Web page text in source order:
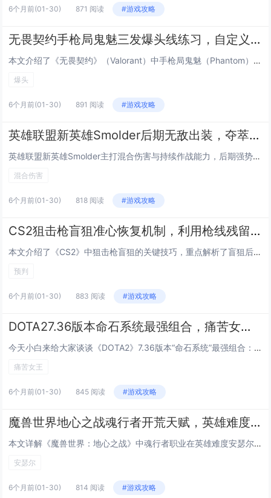
6个月前(01-30) 871 阅读 #游戏攻略
无畏契约手枪局鬼魅三发爆头线练习，自定义地图代码与跟枪节奏训练
本文介绍了《无畏契约》（Valorant）中手枪局鬼魅（Phantom）三发爆头线的专项练习方法，重点涵盖精准压枪与节奏控制技巧，通过使用特定自定义地图代码，玩家可在无干扰环境中反复训练鬼魅的三连发点射节奏、后坐力控制及爆头预判能力，内容强...
爆头
6个月前(01-30) 891 阅读 #游戏攻略
英雄联盟新英雄Smolder后期无敌出装，夺萃之镰 纳什之牙混合伤害流玩法
英雄联盟新英雄Smolder主打混合伤害与持续作战能力，后期强势出装推荐“夺萃之镰+纳什之牙”核心组合：夺萃之镰提供法力续航、技能急速与普攻附加魔法伤害，完美适配Smolder频繁使用技能衔接平A的机制；纳什之牙则进一步提升攻速、法强与技能...
混合伤害
6个月前(01-30) 818 阅读 #游戏攻略
CS2狙击枪盲狙准心恢复机制，利用枪线残留预判第二发子弹命中技巧
本文介绍了《CS2》中狙击枪盲狙的关键技巧，重点解析了盲狙后准心恢复的机制：开镜瞬间的准心位置受前一发子弹射击时的准心偏移、后坐力及屏幕抖动影响，系统会基于物理模型动态重置准心回弹路径，熟练玩家可利用枪线（即子弹实际飞行轨迹）在屏幕上的短暂...
预判
6个月前(01-30) 883 阅读 #游戏攻略
DOTA27.36版本命石系统最强组合，痛苦女王闪烁无CD的碾压级搭配
今天小白来给大家谈谈《DOTA2》7.36版本“命石系统”最强组合：“痛苦女王”闪烁无CD的碾压级搭配。，以及对应的知识点，希望对大家有所帮助，不要忘了收藏本站呢今天给各位分享《DOTA2》7.36版本“命石系统”最强组合：“痛苦女王”闪烁...
痛苦女王
6个月前(01-30) 845 阅读 #游戏攻略
魔兽世界地心之战魂行者开荒天赋，英雄难度安瑟尔Boss战走位与爆发时机
本文详解《魔兽世界：地心之战》中魂行者职业在英雄难度安瑟尔（Ansurek）Boss战中的开荒指南，重点涵盖天赋选择与实战操作，推荐使用以“灵魂链接”“幽魂步”为核心的爆发+机动流天赋，强化生存与位移能力；走位方面强调规避地面毒圈、及时脱离...
安瑟尔
6个月前(01-30) 814 阅读 #游戏攻略